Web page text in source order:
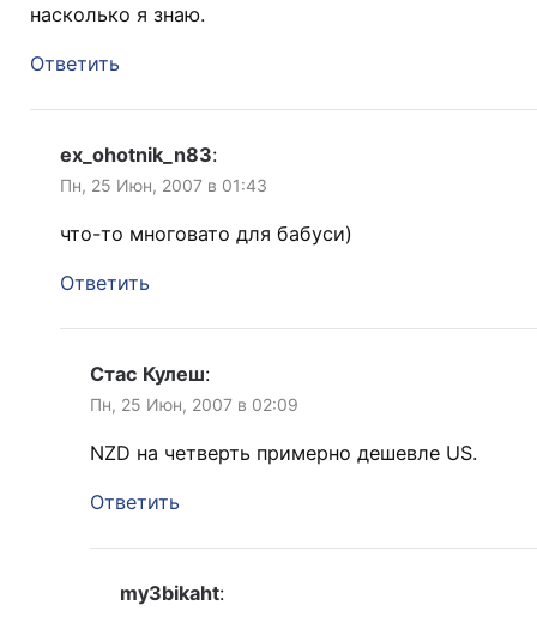
насколько я знаю.
Ответить
ex_ohotnik_n83:
Пн, 25 Июн, 2007 в 01:43
что-то многовато для бабуси)
Ответить
Стас Кулеш:
Пн, 25 Июн, 2007 в 02:09
NZD на четверть примерно дешевле US.
Ответить
my3bikaht: